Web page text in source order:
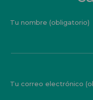
Tu nombre (obligatorio)
Tu correo electrónico